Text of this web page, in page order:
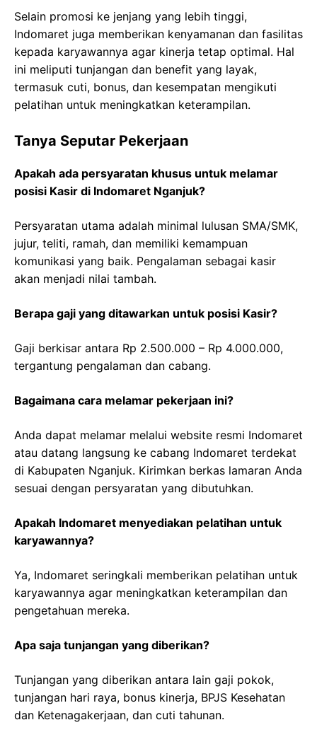
Selain promosi ke jenjang yang lebih tinggi,
Indomaret juga memberikan kenyamanan dan fasilitas
kepada karyawannya agar kinerja tetap optimal. Hal
ini meliputi tunjangan dan benefit yang layak,
termasuk cuti, bonus, dan kesempatan mengikuti
pelatihan untuk meningkatkan keterampilan.
Tanya Seputar Pekerjaan
Apakah ada persyaratan khusus untuk melamar
posisi Kasir di Indomaret Nganjuk?
Persyaratan utama adalah minimal lulusan SMA/SMK,
jujur, teliti, ramah, dan memiliki kemampuan
komunikasi yang baik. Pengalaman sebagai kasir
akan menjadi nilai tambah.
Berapa gaji yang ditawarkan untuk posisi Kasir?
Gaji berkisar antara Rp 2.500.000 – Rp 4.000.000,
tergantung pengalaman dan cabang.
Bagaimana cara melamar pekerjaan ini?
Anda dapat melamar melalui website resmi Indomaret
atau datang langsung ke cabang Indomaret terdekat
di Kabupaten Nganjuk. Kirimkan berkas lamaran Anda
sesuai dengan persyaratan yang dibutuhkan.
Apakah Indomaret menyediakan pelatihan untuk
karyawannya?
Ya, Indomaret seringkali memberikan pelatihan untuk
karyawannya agar meningkatkan keterampilan dan
pengetahuan mereka.
Apa saja tunjangan yang diberikan?
Tunjangan yang diberikan antara lain gaji pokok,
tunjangan hari raya, bonus kinerja, BPJS Kesehatan
dan Ketenagakerjaan, dan cuti tahunan.